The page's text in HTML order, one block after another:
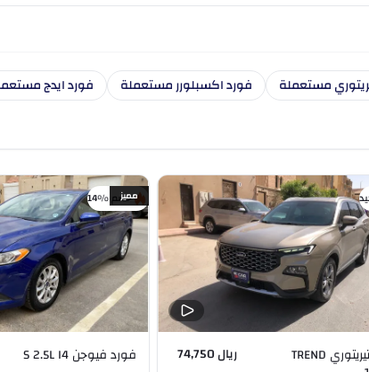
مستعملة فورد اكسبلورر مستعملة فورد ايدج
فورد تيريتوري TREND ريال 74,750
خصم %14مميز
فورد فيوجن S 2.5L I4